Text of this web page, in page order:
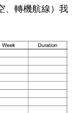
、轉機航線）我